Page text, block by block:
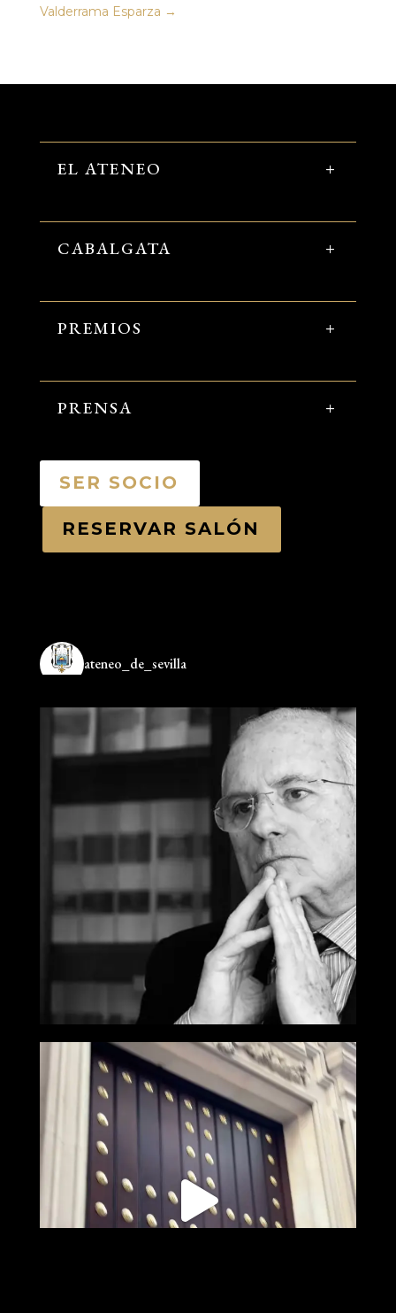
Valderrama Esparza →
EL ATENEO
CABALGATA
PREMIOS
PRENSA
SER SOCIO
RESERVAR SALÓN
ateneo_de_sevilla